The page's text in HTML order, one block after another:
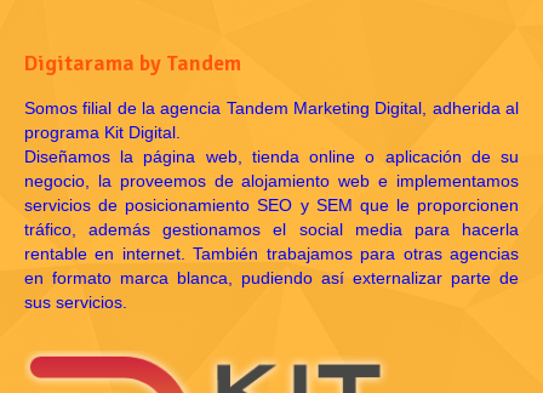
Digitarama by Tandem
Somos filial de la agencia Tandem Marketing Digital, adherida al
programa Kit Digital.
Diseñamos la página web, tienda online o aplicación de su
negocio, la proveemos de alojamiento web e implementamos
servicios de posicionamiento SEO y SEM que le proporcionen
tráfico, además gestionamos el social media para hacerla
rentable en internet. También trabajamos para otras agencias
en formato marca blanca, pudiendo así externalizar parte de
sus servicios.